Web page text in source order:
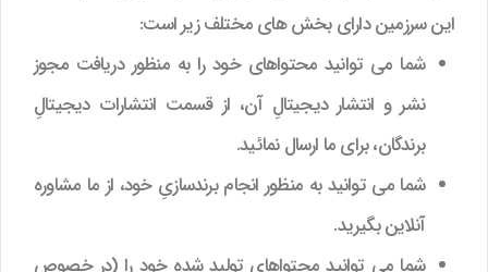
این سرزمین دارای بخش های مختلف زیر است:
شما می توانید محتواهای خود را به منظور دریافت مجوز
نشر و انتشار دیجیتالِ آن، از قسمت انتشارات دیجیتالِ
برندگان، برای ما ارسال نمائید.
شما می توانید به منظور انجام برندسازیِ خود، از ما مشاوره
آنلاین بگیرید.
شما می توانید محتواهای تولید شده خود را (در خصوص